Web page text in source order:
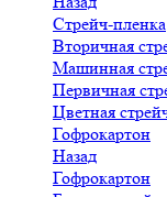
Стрейч-пленка
Вторичная
Машинная
Первичная
Цветная
Гофрокартон
Назад
Гофрокартон